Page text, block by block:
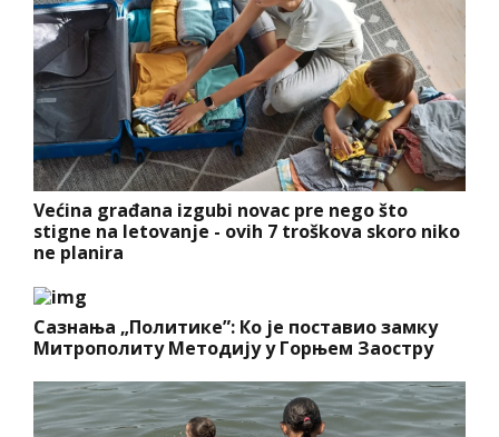
Većina građana izgubi novac pre nego što
stigne na letovanje - ovih 7 troškova skoro niko
ne planira
Сазнања „Политике”: Ко је поставио замку
Митрополиту Методију у Горњем Заостру